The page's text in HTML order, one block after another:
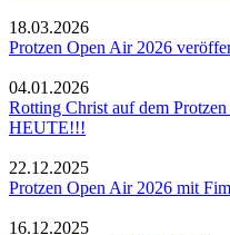
18.03.2026
Protzen Open Air 2026
04.01.2026
Rotting Christ auf dem
HEUTE!!!
22.12.2025
Protzen Open Air 2026 mit
16.12.2025